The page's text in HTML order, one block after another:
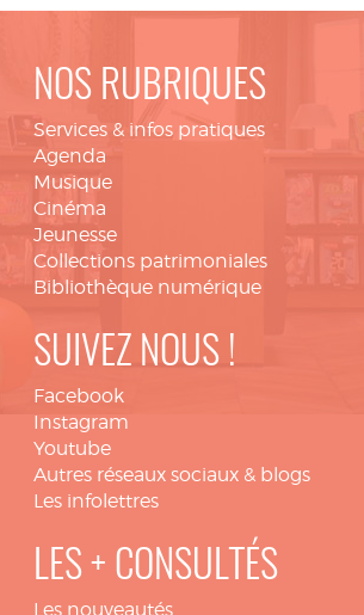
NOS RUBRIQUES
Services & infos pratiques
Agenda
Musique
Cinéma
Jeunesse
Collections patrimoniales
Bibliothèque numérique
SUIVEZ NOUS !
Facebook
Instagram
Youtube
Autres réseaux sociaux & blogs
Les infolettres
LES + CONSULTÉS
Les nouveautés